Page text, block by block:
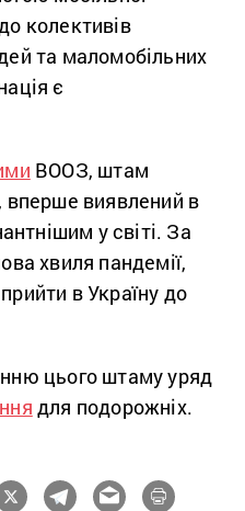
колективів
та маломобільних
є
ВООЗ, штам
вперше виявлений в
у світі. За
хвиля пандемії,
в Україну до
цього штаму уряд
для подорожніх.